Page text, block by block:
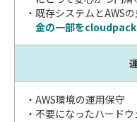
既存システムとAWS
金の一部を
AWS環境の運用保守
不要になったハード